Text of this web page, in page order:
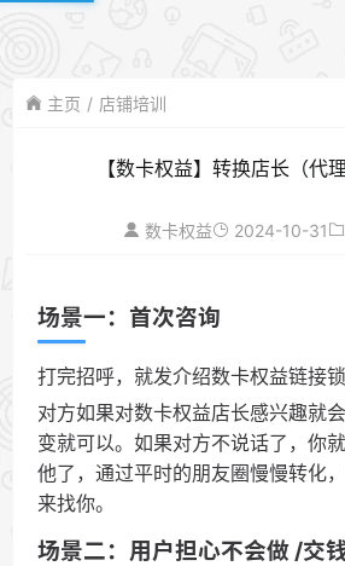
主页 店铺培训
【数卡权益】转换店长（代
数卡权益 2024-10-31
场景一：首次咨询
打完招呼，就发介绍数卡权益链接
对方如果对数卡权益店长感兴趣就
变就可以。如果对方不说话了，你
他了，通过平时的朋友圈慢慢转化
来找你。
场景二：用户担心不会做 /交